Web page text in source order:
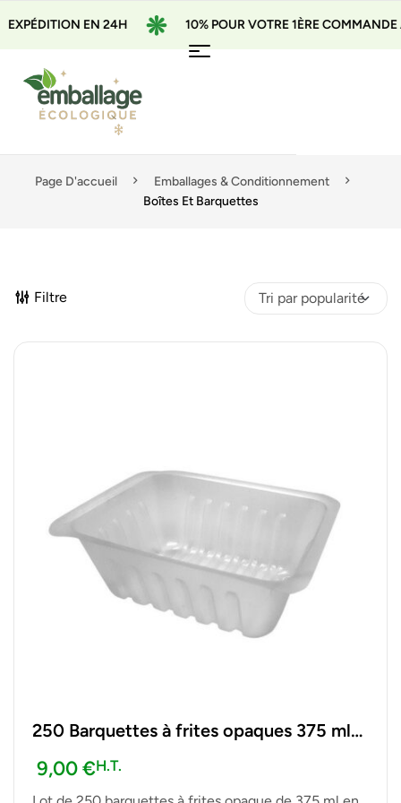
EN 24H 10% POUR VOTRE 1ÈRE COMMANDE AVEC LE
Page D'accueil
Emballages & Conditionnement
Boîtes Et Barquettes
Filtre
250 Barquettes à frites opaques 375 ml
Recyclables – Vente à Emporter et
snacking
9,00€H.T.